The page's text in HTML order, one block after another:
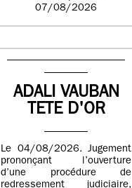
07/08/2026
ADALI VAUBAN
TETE D'OR
Le 04/08/2026. Jugement
prononçant l’ouverture
d’une procédure de
redressement judiciaire,